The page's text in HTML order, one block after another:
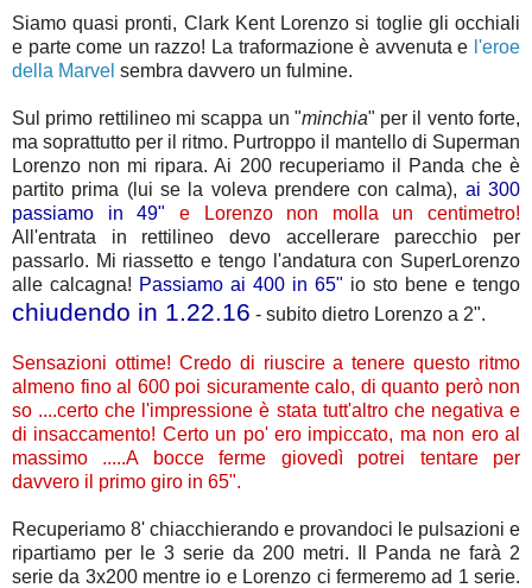
Siamo quasi pronti, Clark Kent Lorenzo si toglie gli occhiali
e parte come un razzo! La traformazione è avvenuta e l'eroe
della Marvel sembra davvero un fulmine.
Sul primo rettilineo mi scappa un "minchia" per il vento forte,
ma soprattutto per il ritmo. Purtroppo il mantello di Superman
Lorenzo non mi ripara. Ai 200 recuperiamo il Panda che è
partito prima (lui se la voleva prendere con calma), ai 300
passiamo in 49"
e Lorenzo non molla un centimetro!
All'entrata in rettilineo devo accellerare parecchio per
passarlo. Mi riassetto e tengo l'andatura con SuperLorenzo
alle calcagna! Passiamo ai 400 in 65" io sto bene e tengo
chiudendo in 1.22.16 - subito dietro Lorenzo a 2".
Sensazioni ottime! Credo di riuscire a tenere questo ritmo
almeno fino al 600 poi sicuramente calo, di quanto però non
so ....certo che l'impressione è stata tutt'altro che negativa e
di insaccamento! Certo un po' ero impiccato, ma non ero al
massimo .....A bocce ferme giovedì potrei tentare per
davvero il primo giro in 65".
Recuperiamo 8' chiacchierando e provandoci le pulsazioni e
ripartiamo per le 3 serie da 200 metri. Il Panda ne farà 2
serie da 3x200 mentre io e Lorenzo ci fermeremo ad 1 serie.